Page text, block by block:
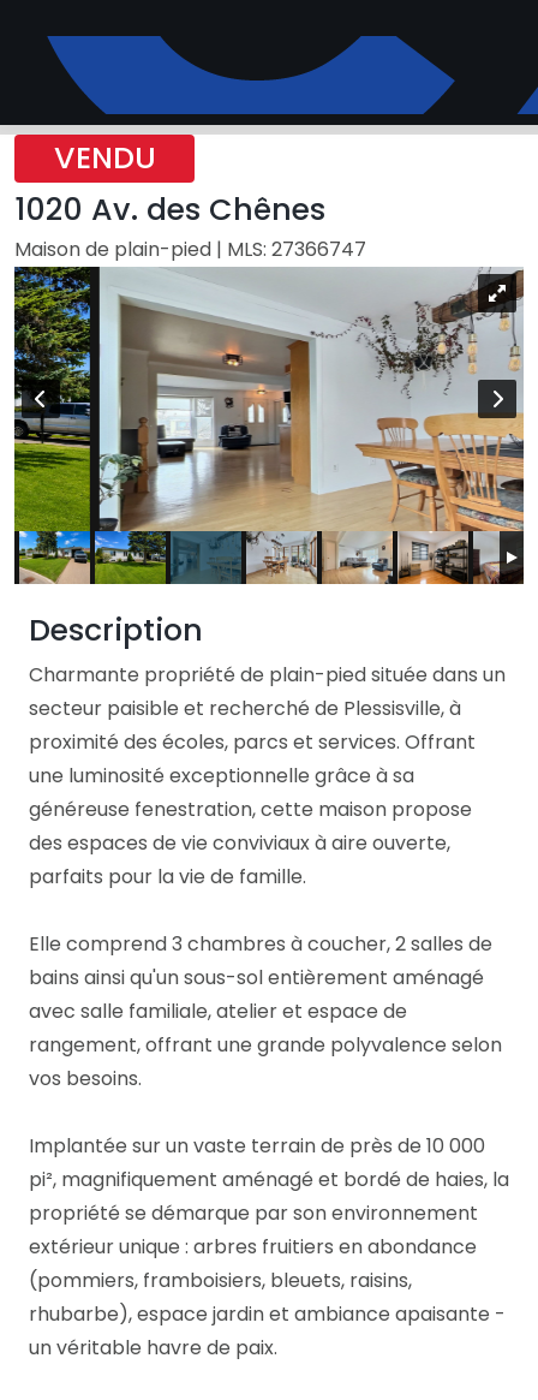
VENDU
1020 Av. des Chênes
Maison de plain-pied | MLS: 27366747
Description
Charmante propriété de plain-pied située dans un
secteur paisible et recherché de Plessisville, à
proximité des écoles, parcs et services. Offrant
une luminosité exceptionnelle grâce à sa
généreuse fenestration, cette maison propose
des espaces de vie conviviaux à aire ouverte,
parfaits pour la vie de famille.
Elle comprend 3 chambres à coucher, 2 salles de
bains ainsi qu'un sous-sol entièrement aménagé
avec salle familiale, atelier et espace de
rangement, offrant une grande polyvalence selon
vos besoins.
Implantée sur un vaste terrain de près de 10 000
pi², magnifiquement aménagé et bordé de haies, la
propriété se démarque par son environnement
extérieur unique : arbres fruitiers en abondance
(pommiers, framboisiers, bleuets, raisins,
rhubarbe), espace jardin et ambiance apaisante -
un véritable havre de paix.